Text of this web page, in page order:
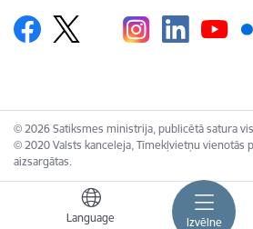
Izvēlne
Language
© 2026 Satiksmes ministrija, publicētā satura
© 2020 Valsts kanceleja, Tīmekļvietņu vienotās
aizsargātas.